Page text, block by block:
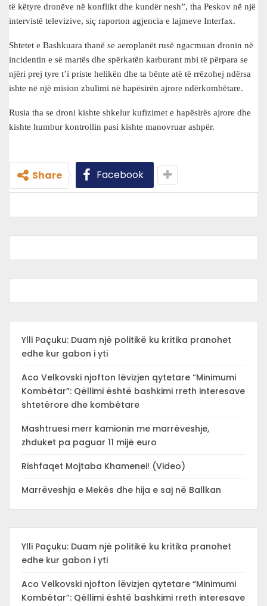
të këtyre dronëve në konflikt dhe kundër nesh”, tha Peskov në një
intervistë televizive, siç raporton agjencia e lajmeve Interfax.
Shtetet e Bashkuara thanë se aeroplanët rusë ngacmuan dronin në
incidentin e së martës dhe spërkatën karburant mbi të përpara se
njëri prej tyre t’i priste helikën dhe ta bënte atë të rrëzohej ndërsa
ishte në një mision zbulimi në hapësirën ajrore ndërkombëtare.
Rusia tha se droni kishte shkelur kufizimet e hapësirës ajrore dhe
kishte humbur kontrollin pasi kishte manovruar ashpër.
Share Facebook
Ylli Paçuku: Duam një politikë ku kritika pranohet
edhe kur gabon i yti
Aco Velkovski njofton lëvizjen qytetare “Minimumi
Kombëtar”: Qëllimi është bashkimi rreth interesave
shtetërore dhe kombëtare
Mashtruesi merr kamionin me marrëveshje,
zhduket pa paguar 11 mijë euro
Rishfaqet Mojtaba Khamenei! (Video)
Marrëveshja e Mekës dhe hija e saj në Ballkan
Ylli Paçuku: Duam një politikë ku kritika pranohet
edhe kur gabon i yti
Aco Velkovski njofton lëvizjen qytetare “Minimumi
Kombëtar”: Qëllimi është bashkimi rreth interesave